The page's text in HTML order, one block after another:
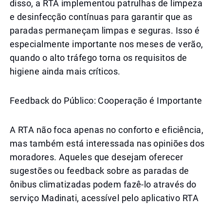
disso, a RTA implementou patrulhas de limpeza
e desinfecção contínuas para garantir que as
paradas permaneçam limpas e seguras. Isso é
especialmente importante nos meses de verão,
quando o alto tráfego torna os requisitos de
higiene ainda mais críticos.
Feedback do Público: Cooperação é Importante
A RTA não foca apenas no conforto e eficiência,
mas também está interessada nas opiniões dos
moradores. Aqueles que desejam oferecer
sugestões ou feedback sobre as paradas de
ônibus climatizadas podem fazê-lo através do
serviço Madinati, acessível pelo aplicativo RTA